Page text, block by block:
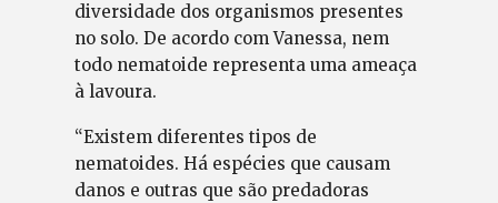
diversidade dos organismos presentes
no solo. De acordo com Vanessa, nem
todo nematoide representa uma ameaça
à lavoura.
“Existem diferentes tipos de
nematoides. Há espécies que causam
danos e outras que são predadoras